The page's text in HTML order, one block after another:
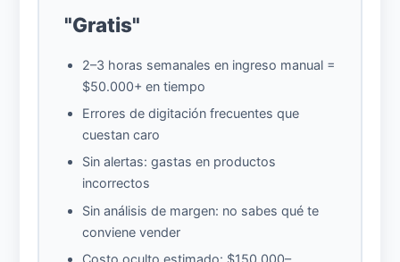
"Gratis"
2–3 horas semanales en ingreso manual =
$50.000+ en tiempo
Errores de digitación frecuentes que
cuestan caro
Sin alertas: gastas en productos
incorrectos
Sin análisis de margen: no sabes qué te
conviene vender